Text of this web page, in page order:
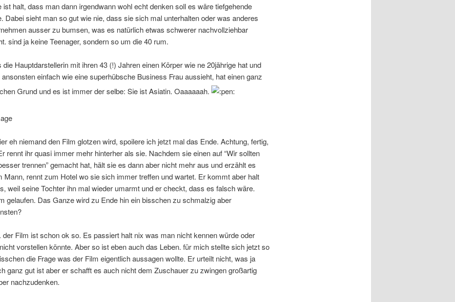
ist halt, dass man dann irgendwann wohl echt denken soll es wäre tiefgehende
Dabei sieht man so gut wie nie, dass sie sich mal unterhalten oder was anderes
ausser zu bumsen, was es natürlich etwas schwerer nachvollziehbar
sind ja keine Teenager, sondern so um die 40 rum.
die Hauptdarstellerin mit ihren 43 (!) Jahren einen Körper wie ne 20jährige hat und
einfach wie eine superhübsche Business Frau aussieht, hat einen ganz
Grund und es ist immer der selbe: Sie ist Asiatin. Oaaaaaah.
eh niemand den Film glotzen wird, spoilere ich jetzt mal das Ende. Achtung, fertig,
rennt ihr quasi immer mehr hinterher als sie. Nachdem sie einen auf “Wir sollten
trennen” gemacht hat, hält sie es dann aber nicht mehr aus und erzählt es
Mann, rennt zum Hotel wo sie sich immer treffen und wartet. Er kommt aber halt
weil seine Tochter ihn mal wieder umarmt und er checkt, dass es falsch wäre.
gelaufen. Das Ganze wird zu Ende hin ein bisschen zu schmalzig aber
der Film ist schon ok so. Es passiert halt nix was man nicht kennen würde oder
vorstellen könnte. Aber so ist eben auch das Leben. für mich stellte sich jetzt so
die Frage was der Film eigentlich aussagen wollte. Er urteilt nicht, was ja
ganz gut ist aber er schafft es auch nicht dem Zuschauer zu zwingen großartig
nachzudenken.